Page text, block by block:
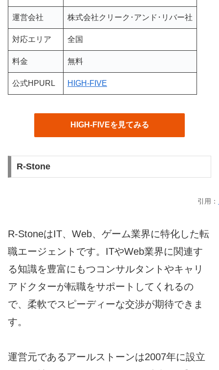
運営会社 株式会社クリーク･アンド･リバー社
対応エリア 全国
料金 無料
公式HPURL HIGH-FIVE
HIGH-FIVEを見てみる
R-Stone
引用：
R-StoneはIT、Web、ゲーム業界に特化した転
職エージェントです。ITやWeb業界に関連す
る知識を豊富にもつコンサルタントやキャリ
アドクターが転職をサポートしてくれるの
で、柔軟でスピーディーな交渉が期待できま
す。
運営元であるアールストーンは2007年に設立